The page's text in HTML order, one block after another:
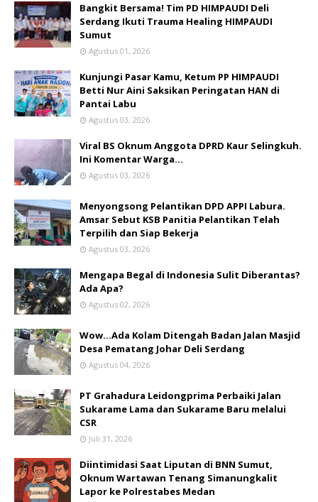
Bangkit Bersama! Tim PD HIMPAUDI Deli
Serdang Ikuti Trauma Healing HIMPAUDI
Sumut
Agustus 01, 2026
Kunjungi Pasar Kamu, Ketum PP HIMPAUDI
Betti Nur Aini Saksikan Peringatan HAN di
Pantai Labu
Agustus 03, 2026
Viral BS Oknum Anggota DPRD Kaur Selingkuh.
Ini Komentar Warga…
Agustus 03, 2026
Menyongsong Pelantikan DPD APPI Labura.
Amsar Sebut KSB Panitia Pelantikan Telah
Terpilih dan Siap Bekerja
Agustus 03, 2026
Mengapa Begal di Indonesia Sulit Diberantas?
Ada Apa?
Agustus 02, 2026
Wow...Ada Kolam Ditengah Badan Jalan Masjid
Desa Pematang Johar Deli Serdang
Agustus 04, 2026
PT Grahadura Leidongprima Perbaiki Jalan
Sukarame Lama dan Sukarame Baru melalui
CSR
Juli 31, 2026
Diintimidasi Saat Liputan di BNN Sumut,
Oknum Wartawan Tenang Simanungkalit
Lapor ke Polrestabes Medan